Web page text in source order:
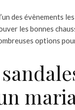
des évènements
les bonnes
options